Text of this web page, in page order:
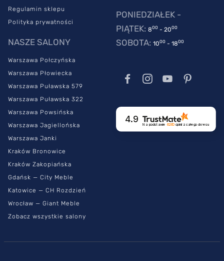
Regulamin sklepu
Polityka prywatności
NASZE SALONY
Warszawa Połczyńska
Warszawa Płowiecka
Warszawa Puławska 579
Warszawa Puławska 322
Warszawa Powsińska
Warszawa Jagiellońska
Warszawa Janki
Kraków Bronowice
Kraków Zakopiańska
Gdańsk — City Meble
Katowice — CH Rozdzień
Wrocław — Giant Meble
Zobacz wszystkie salony
PONIEDZIAŁEK -
PIĄTEK: 800 - 2000
SOBOTA: 1000 - 1800
4.9
Na podstawie 6260opinii z całego okresu